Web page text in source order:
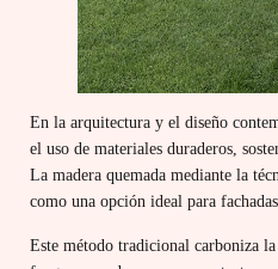
En la arquitectura y el diseño
el uso de materiales duraderos,
La madera quemada mediante la
como una opción ideal para
Este método tradicional carboniza